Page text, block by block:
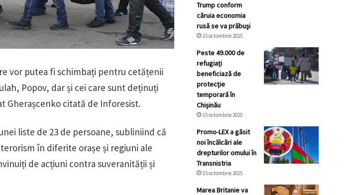
vor putea fi schimbați pentru cetățenii
Popov, dar și cei care sunt deținuți
Gherașcenko citată de Inforesist.
liste de 23 de persoane, subliniind că
în diferite orașe și regiuni ale
de acțiuni contra suveranității și
Trump conform
căruia economia
rusă se va prăbuşi
15 octombrie 2025
Peste 49.000 de
refugiați
beneficiază de
protecție
temporară în
Chișinău
15 octombrie 2025
Promo-LEX a găsit
noi încălcări ale
drepturilor omului în
Transnistria
15 octombrie 2025
Marea Britanie va